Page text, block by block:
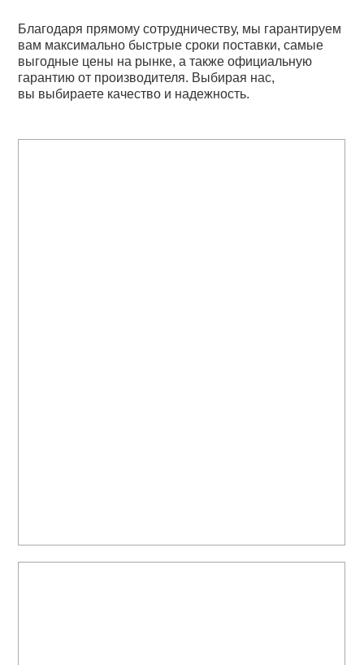
Благодаря прямому сотрудничеству, мы гарантируем
вам максимально быстрые сроки поставки, самые
выгодные цены на рынке, а также официальную
гарантию от производителя. Выбирая нас,
вы выбираете качество и надежность.